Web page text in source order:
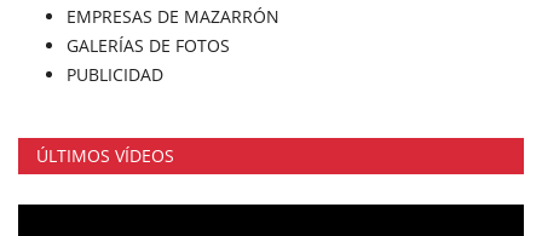
EMPRESAS DE MAZARRÓN
GALERÍAS DE FOTOS
PUBLICIDAD
ÚLTIMOS VÍDEOS